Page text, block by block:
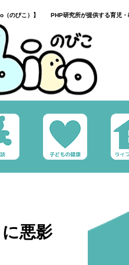
（のびこ）】 PHP研究所が提供する育児・
悪影